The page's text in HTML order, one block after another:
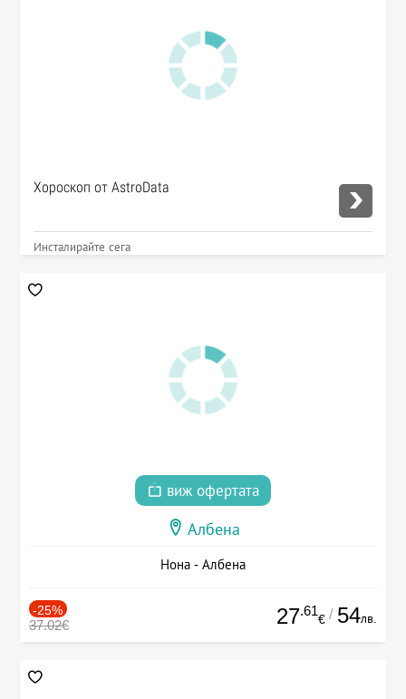
Хороскоп от AstroData
Инсталирайте сега
виж офертата
Албена
Нона - Албена
-25%
37.02€ 27.61
€ / 54лв.